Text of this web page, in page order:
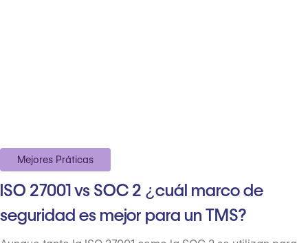
Mejores Práticas
ISO 27001 vs SOC 2 ¿cuál marco de
seguridad es mejor para un TMS?